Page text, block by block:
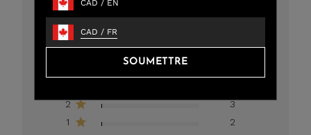
CAD / EN
CAD / FR
SOUMETTRE
4.8
5
273
2
3
1
2